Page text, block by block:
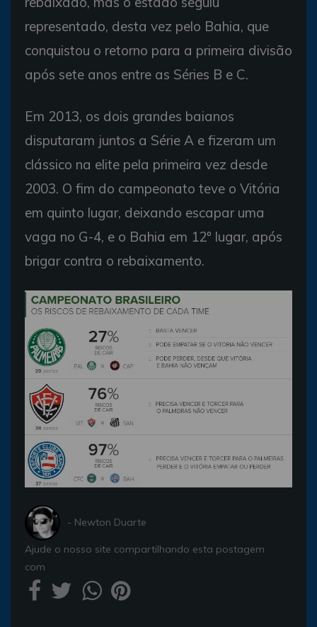
representado, desta vez pelo Bahia, que
conquistou o retorno para a primeira divisão
após sete anos entre as Séries B e C.
Em 2013, os dois grandes baianos
disputaram juntos a Série A e fizeram um
clássico na elite pela primeira vez desde
2003. O fim do campeonato teve o Vitória
em quinto lugar, deixando escapar uma
vaga no G-4, e o Bahia em 12º lugar, após
brigar contra o rebaixamento.
- Newton Duarte
Ajude o nosso site compartilhando esta postagem
com